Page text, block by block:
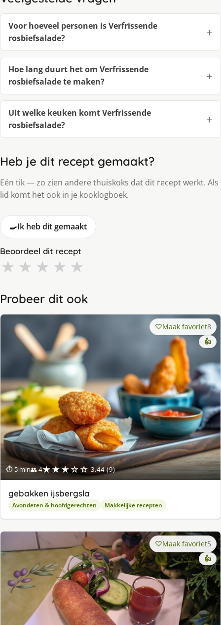
Voor hoeveel personen is Verfrissende
rosbiefsalade?
Hoe lang duurt het om Verfrissende
rosbiefsalade te maken?
Uit welke keuken komt Verfrissende
rosbiefsalade?
Heb je dit recept gemaakt?
Eén tik — zo zien andere thuiskoks dat dit recept werkt. Als
lid komt het ook in je kooklogboek.
🍳Ik heb dit gemaakt
Beoordeel dit recept
★ ★ ★ ★ ★
Probeer dit ook
⏱ 5 min👥 4★★★☆☆ 3.44 (9)
Maak favoriet8
👍
gebakken ijsbergsla
Avondeten & hoofdgerechten Makkelijke recepten
Maak favoriet5
👍